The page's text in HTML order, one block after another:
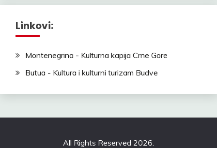
Linkovi:
Montenegrina - Kulturna kapija Crne Gore
Butua - Kultura i kulturni turizam Budve
All Rights Reserved 2026.